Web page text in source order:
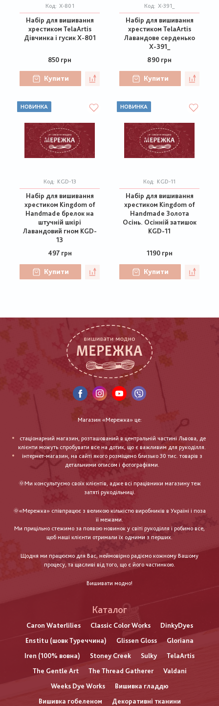
Код: Х-801
Набір для вишивання
хрестиком TelaArtis
Дівчинка і гусик Х-801
850 грн
Купити
Код: Х-391_
Набір для вишивання
хрестиком TelaArtis
Лавандове серденько
Х-391_
890 грн
Купити
НОВИНКА
Код: KGD-13
Набір для вишивання
хрестиком Kingdom of
Handmade брелок на
штучній шкірі
Лавандовий гном KGD-
13
497 грн
Купити
НОВИНКА
Код: KGD-11
Набір для вишивання
хрестиком Kingdom of
Handmade Золота
Осінь. Осінній затишок
KGD-11
1190 грн
Купити
Магазин «Мережка» це:
стаціонарний магазин, розташований в центральній частині Львова, де
клієнти можуть спробувати все на дотик, що є важливим для рукоділля.
інтернет-магазин, на сайті якого розміщено близько 30 тис. товарів з
детальними описом і фотографіями.
🌞Ми консультуємо своїх клієнтів, адже всі працівники магазину теж
затяті рукодільниці.
🌞«Мережка» співпрацює з великою кількістю виробників в Україні і поза
її межами.
Ми прицільно стежимо за появою новинок у світі рукоділля і робимо все,
щоб наші клієнти отримали їх одними з перших.
Щодня ми працюємо для Вас, неймовірно радіємо кожному Вашому
процесу, та щасливі від того, що є його частинкою.
Вишивати модно!
Каталог
Caron Waterlilies Classic Color Works
DinkyDyes
Enstitu (шовк Туреччина)
Glissen Gloss
Gloriana
Iren (100% вовна)
Stoney Creek Sulky
TelaArtis
The Gentle Art
The Thread Gatherer
Valdani
Weeks Dye Works
Вишивка гладдю
Вишивка гобеленом
Декоративні тканини